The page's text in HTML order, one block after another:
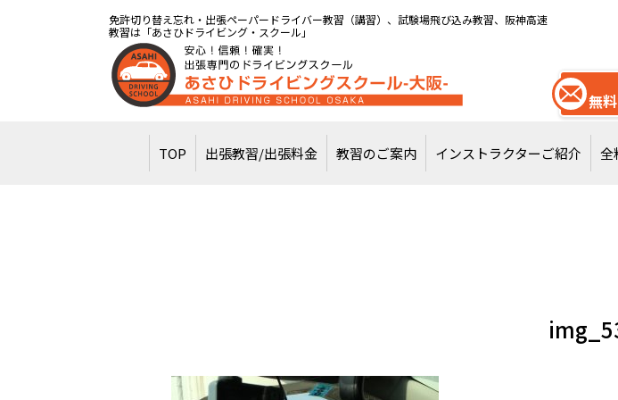
免許切り替え忘れ・出張ペーパードライバー教習（講習）、試験場飛び込み教習、阪神高速
教習は「あさひドライビング・スクール」
無
TOP 出張教習/出張料金 教習のご案内 インストラクターご紹介 全